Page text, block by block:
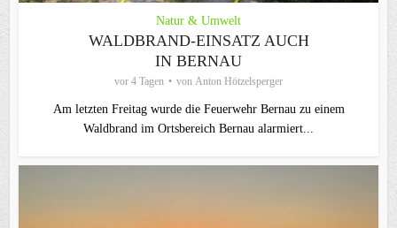
Natur & Umwelt
WALDBRAND-EINSATZ AUCH
IN BERNAU
vor 4 Tagen von Anton Hötzelsperger
Am letzten Freitag wurde die Feuerwehr Bernau zu einem
Waldbrand im Ortsbereich Bernau alarmiert...